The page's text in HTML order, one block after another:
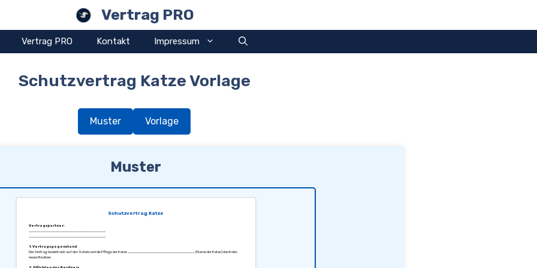
Vertrag PRO
Vertrag PRO Kontakt Impressum
Schutzvertrag Katze Vorlage
Muster Vorlage
Muster
Schutzvertrag Katze
Vertragspartner:
________________________________
________________________________
1. Vertragsgegenstand
Der Vertrag bezieht sich auf den Schutz und die Pflege der Katze ____________________________ (Name der Katze) durch den
neuen Besitzer.